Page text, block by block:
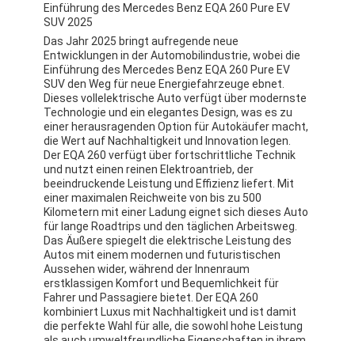
Einführung des Mercedes Benz EQA 260 Pure EV
SUV 2025
Das Jahr 2025 bringt aufregende neue
Entwicklungen in der Automobilindustrie, wobei die
Einführung des Mercedes Benz EQA 260 Pure EV
SUV den Weg für neue Energiefahrzeuge ebnet.
Dieses vollelektrische Auto verfügt über modernste
Technologie und ein elegantes Design, was es zu
einer herausragenden Option für Autokäufer macht,
die Wert auf Nachhaltigkeit und Innovation legen.
Der EQA 260 verfügt über fortschrittliche Technik
und nutzt einen reinen Elektroantrieb, der
beeindruckende Leistung und Effizienz liefert. Mit
einer maximalen Reichweite von bis zu 500
Kilometern mit einer Ladung eignet sich dieses Auto
für lange Roadtrips und den täglichen Arbeitsweg.
Das Äußere spiegelt die elektrische Leistung des
Autos mit einem modernen und futuristischen
Aussehen wider, während der Innenraum
erstklassigen Komfort und Bequemlichkeit für
Fahrer und Passagiere bietet. Der EQA 260
kombiniert Luxus mit Nachhaltigkeit und ist damit
die perfekte Wahl für alle, die sowohl hohe Leistung